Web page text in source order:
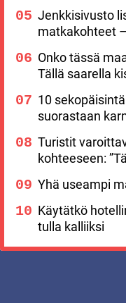
Jenkkisivusto
matkakohteet
Onko tässä
Tällä saarella
10
suorastaan
Turistit
kohteeseen:
Yhä useampi
Käytätkö
tulla kalliiksi